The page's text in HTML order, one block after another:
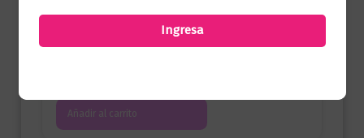
Erase esta vez
Añadir al carrito
Ingresa